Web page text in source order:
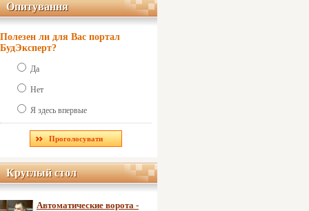
Опитування
Опитування
Полезен ли для Вас портал
БудЭксперт?
Да
Нет
Я здесь впервые
Круглый стол
Круглый стол
Автоматические ворота -